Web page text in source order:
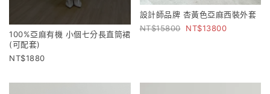
100%亞麻有機 小個七分長直筒裙
(可配套)
1880
設計師品牌 杏黃色亞麻西裝外套
15800
13800